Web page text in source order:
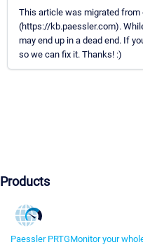
This article was migrated from
(https://kb.paessler.com).
may end up in a dead end. If
so we can fix it. Thanks! :)
Products
Paessler PRTGMonitor your